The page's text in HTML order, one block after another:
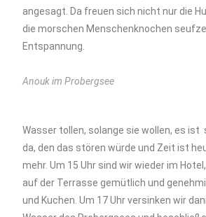
angesagt. Da freuen sich nicht nur die
die morschen Menschenknochen
Entspannung.
Anouk im Probergsee
Wasser tollen, solange sie wollen, es ist
da, den das stören würde und Zeit ist
mehr. Um 15 Uhr sind wir wieder im
auf der Terrasse gemütlich und
und Kuchen. Um 17 Uhr versinken wir